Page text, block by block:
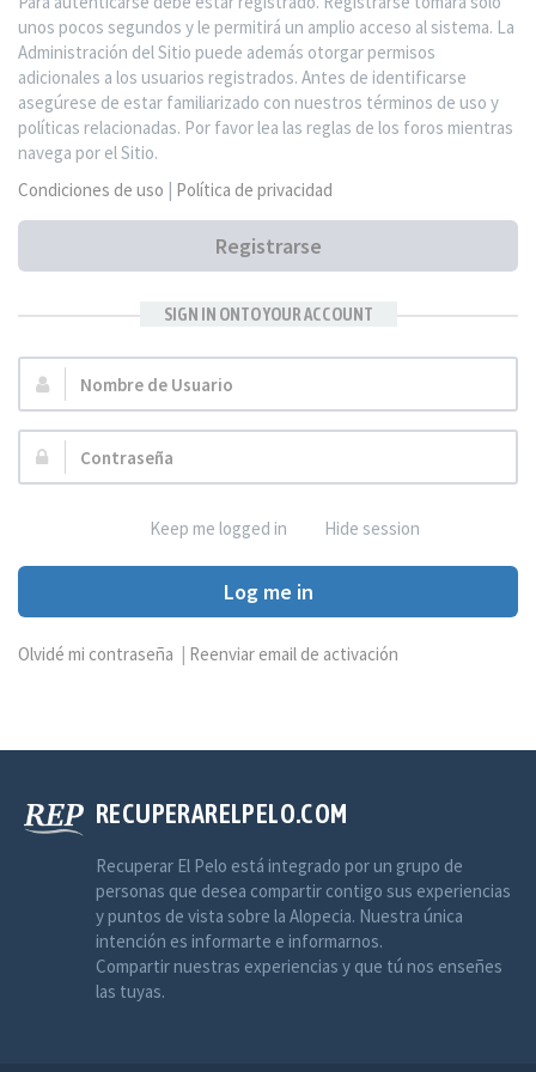
unos pocos segundos y le permitirá un amplio acceso al sistema. La
Administración del Sitio puede además otorgar permisos
adicionales a los usuarios registrados. Antes de identificarse
asegúrese de estar familiarizado con nuestros términos de uso y
políticas relacionadas. Por favor lea las reglas de los foros mientras
navega por el Sitio.
Condiciones de uso | Política de privacidad
Registrarse
SIGN IN ONTO YOUR ACCOUNT
Nombre
de
Usuario:
Contraseña:
Keep me logged in Hide session
Log me in
Olvidé mi contraseña Reenviar email de activación
RECUPERARELPELO.COM
Recuperar El Pelo está integrado por un grupo de
personas que desea compartir contigo sus experiencias
y puntos de vista sobre la Alopecia. Nuestra única
intención es informarte e informarnos.
Compartir nuestras experiencias y que tú nos enseñes
las tuyas.